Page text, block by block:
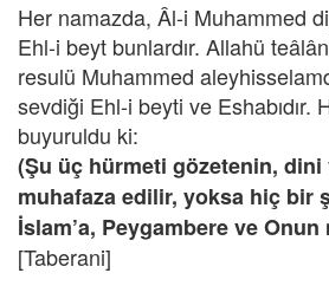
Her namazda, Âl-i Muhammed
Ehl-i beyt bunlardır. Allahü
resulü Muhammed
sevdiği Ehl-i beyti ve Eshabıdır.
buyuruldu ki:
(Şu üç hürmeti gözetenin, dini
muhafaza edilir, yoksa hiç bir
İslam’a, Peygambere ve
[Taberani]